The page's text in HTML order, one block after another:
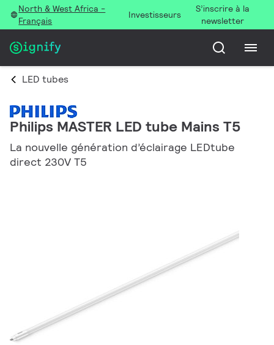
North & West Africa -
Français
Investisseurs
S’inscrire à la
newsletter
LED tubes
Philips MASTER LED tube Mains T5
La nouvelle génération d’éclairage LEDtube
direct 230V T5